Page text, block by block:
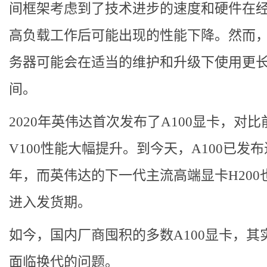
间框架考虑到了技术进步的速度和硬件在
高负载工作后可能出现的性能下降。然而
务器可能会在适当的维护和升级下使用更
间。
2020年英伟达首次发布了A100显卡，对比
V100性能大幅提升。到今天，A100已发
年，而英伟达的下一代主流高端显卡H200
进入发货期。
如今，国内厂商囤积的多数A100显卡，其
面临换代的问题。